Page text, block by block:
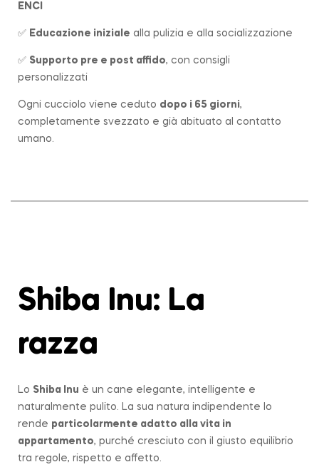
ENCI
✅ Educazione iniziale alla pulizia e alla socializzazione
✅ Supporto pre e post affido, con consigli
personalizzati
Ogni cucciolo viene ceduto dopo i 65 giorni,
completamente svezzato e già abituato al contatto
umano.
Shiba Inu: La
razza
Lo Shiba Inu è un cane elegante, intelligente e
naturalmente pulito. La sua natura indipendente lo
rende particolarmente adatto alla vita in
appartamento, purché cresciuto con il giusto equilibrio
tra regole, rispetto e affetto.